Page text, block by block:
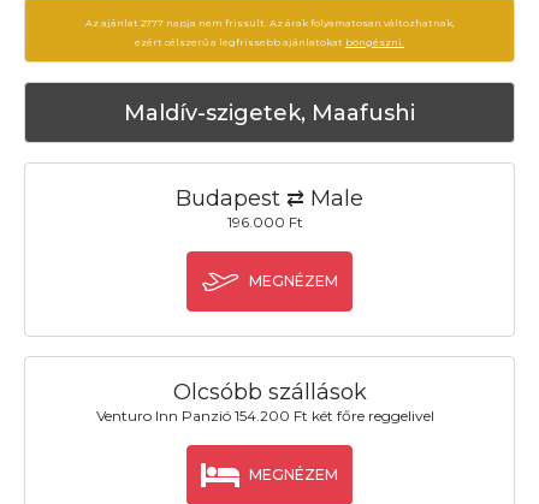
Az ajánlat 2777 napja nem frissült. Az árak folyamatosan változhatnak,
ezért célszerű a legfrissebb ajánlatokat böngészni.
Maldív-szigetek, Maafushi
Budapest ⇄ Male
196.000 Ft
MEGNÉZEM
Olcsóbb szállások
Venturo Inn Panzió 154.200 Ft két főre reggelivel
MEGNÉZEM